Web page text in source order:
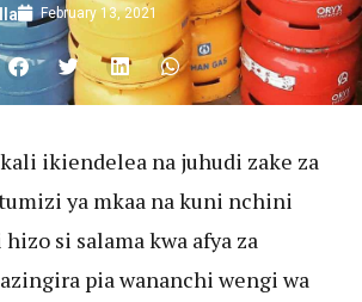
February 13, 2021
ikiendelea na juhudi zake za
ya mkaa na kuni nchini
si salama kwa afya za
pia wananchi wengi wa